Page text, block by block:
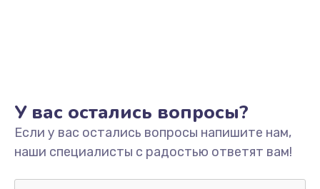
Замена мультиклапана
3000 руб.
Заказать
У вас остались вопросы?
Если у вас остались вопросы напишите нам,
наши специалисты с радостью ответят вам!